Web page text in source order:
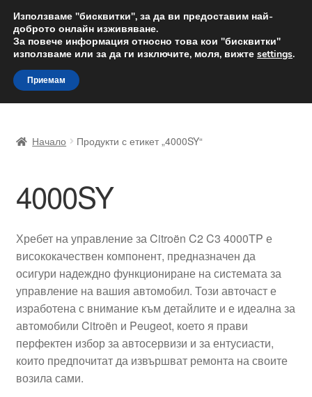
ДОСТАВКА от 12 лв.
Доставка по целия свят
Skip
to
navigation
Skip
to
content
Доставка по целия свят
Жалби
Количка
Контакт
Моята сметка
Плащанията
Начало Продукти с етикет „4000SY“
4000SY
Хребет на управление за Citroën C2 C3 4000TP е
висококачествен компонент, предназначен да
осигури надеждно функциониране на системата за
управление на вашия автомобил. Този авточаст е
изработена с внимание към детайлите и е идеална за
автомобили Citroën и Peugeot, което я прави
перфектен избор за автосервизи и за ентусиасти,
които предпочитат да извършват ремонта на своите
возила сами.
Използваме "бисквитки", за да ви предоставим най-
доброто онлайн изживяване.
За повече информация относно това кои "бисквитки"
използваме или за да ги изключите, моля, вижте settings.
Приемам